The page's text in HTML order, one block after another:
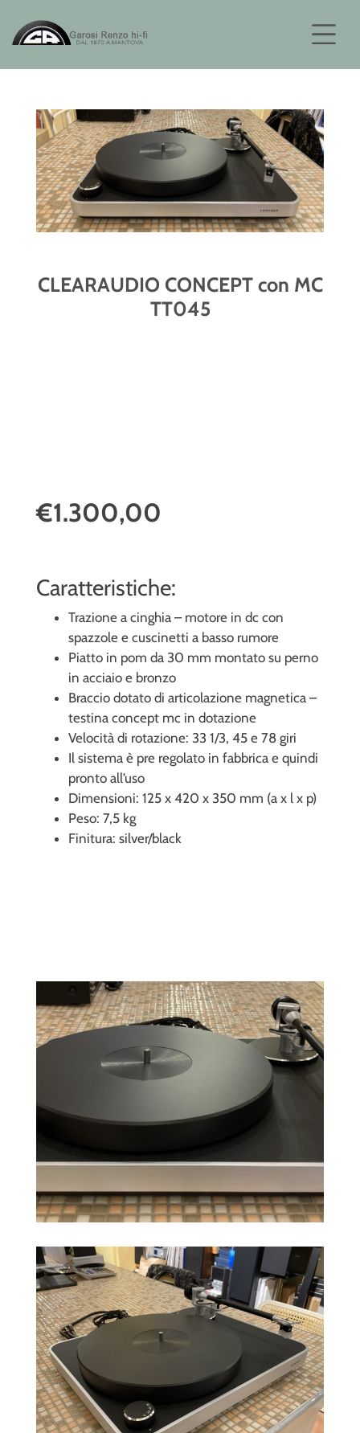
CLEARAUDIO CONCEPT con MC
TT045
€1.300,00
Caratteristiche:
Trazione a cinghia – motore in dc con
spazzole e cuscinetti a basso rumore
Piatto in pom da 30 mm montato su perno
in acciaio e bronzo
Braccio dotato di articolazione magnetica –
testina concept mc in dotazione
Velocità di rotazione: 33 1/3, 45 e 78 giri
Il sistema è pre regolato in fabbrica e quindi
pronto all’uso
Dimensioni: 125 x 420 x 350 mm (a x l x p)
Peso: 7,5 kg
Finitura: silver/black